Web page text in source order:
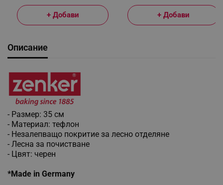
+ Добави + Добави
Описание
- Размер: 35 см
- Материал: тефлон
- Незалепващо покритие за лесно отделяне
- Лесна за почистване
- Цвят: черен
*Made in Germany